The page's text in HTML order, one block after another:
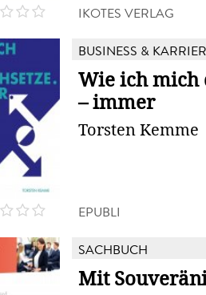
IKOTES VERLAG
BUSINESS &
Wie ich mich
– immer
Torsten Kemme
EPUBLI
SACHBUCH
Mit